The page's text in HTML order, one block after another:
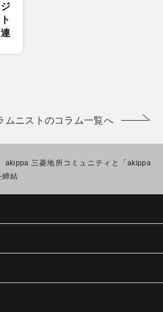
ムニストのコラム一覧へ
akippa 三菱地所コミュニティと「akippa
締結